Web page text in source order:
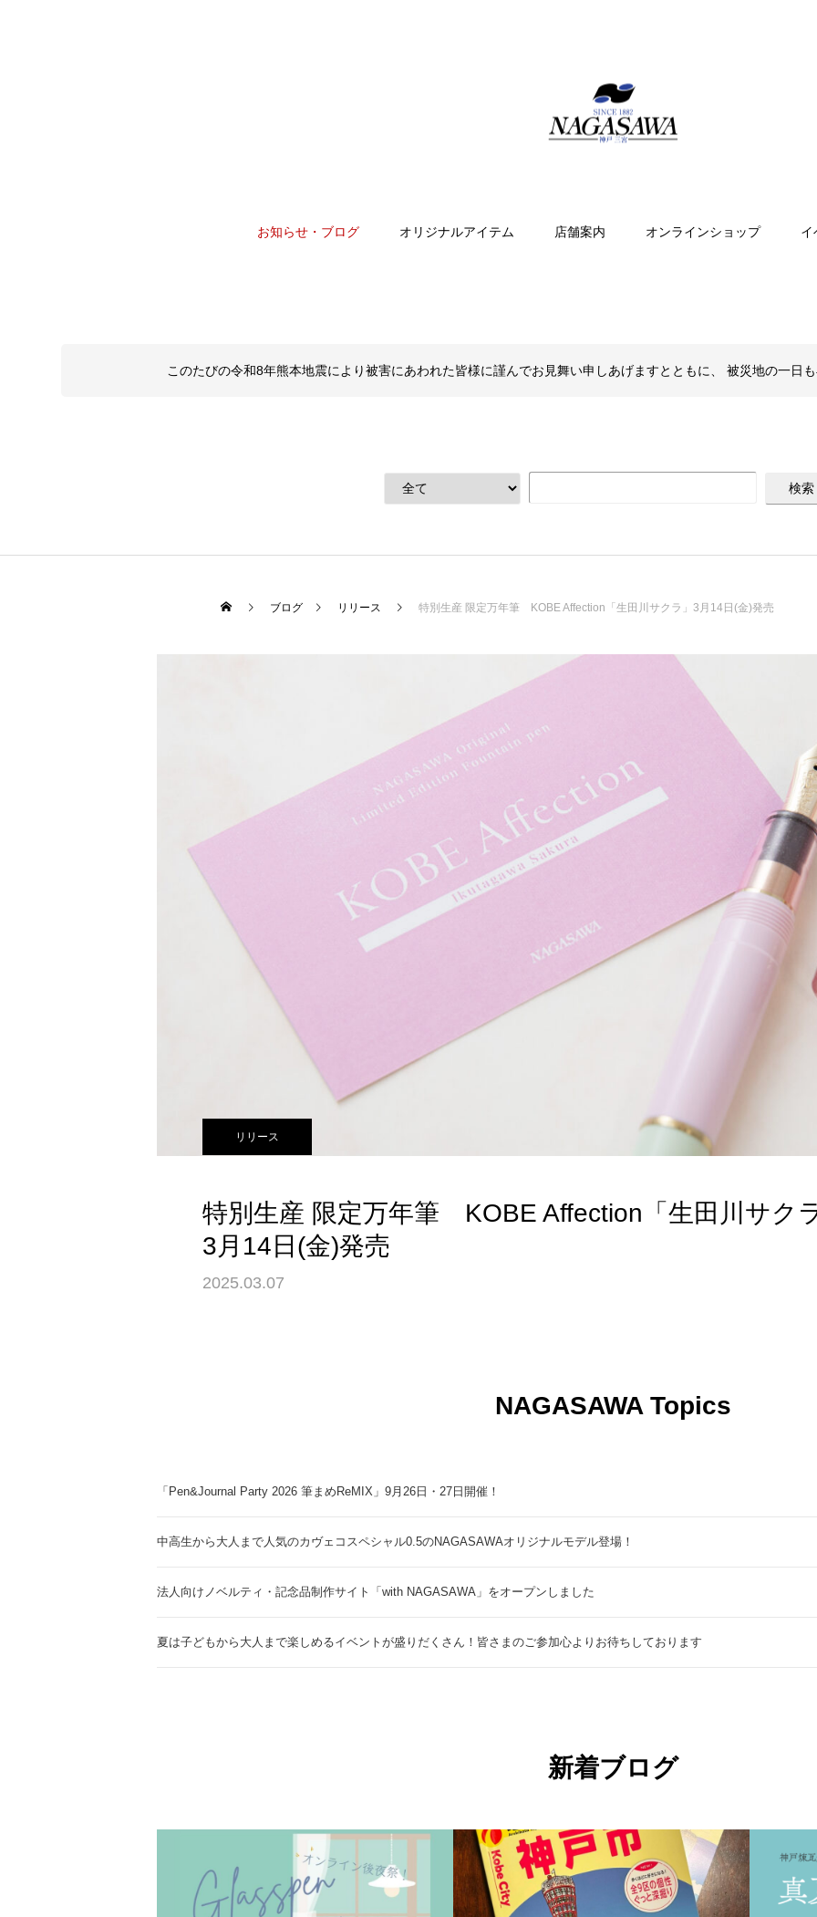
お知らせ・ブログ オリジナルアイテム 店舗案内 オンラインショップ イ
このたびの令和8年熊本地震により被害にあわれた皆様に謹んでお見舞い申しあげますとともに、 被災地の一日
ブログ リリース 特別生産 限定万年筆 KOBE Affection「生田川サクラ」3月14日(金)発売
リリース
特別生産 限定万年筆 KOBE Affection「生田川サク
3月14日(金)発売
2025.03.07
NAGASAWA Topics
「Pen&Journal Party 2026 筆まめReMIX」9月26日・27日開催！
中高生から大人まで人気のカヴェコスペシャル0.5のNAGASAWAオリジナルモデル登場！
法人向けノベルティ・記念品制作サイト「with NAGASAWA」をオープンしました
夏は子どもから大人まで楽しめるイベントが盛りだくさん！皆さまのご参加心よりお待ちしております
新着ブログ